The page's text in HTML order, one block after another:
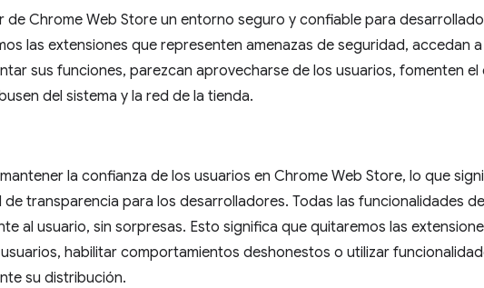
de Chrome Web Store un entorno seguro y confiable para
las extensiones que representen amenazas de seguridad, accedan
sus funciones, parezcan aprovecharse de los usuarios, fomenten el
del sistema y la red de la tienda.
la confianza de los usuarios en Chrome Web Store, lo que
transparencia para los desarrolladores. Todas las funcionalidades
al usuario, sin sorpresas. Esto significa que quitaremos las
habilitar comportamientos deshonestos o utilizar
su distribución.